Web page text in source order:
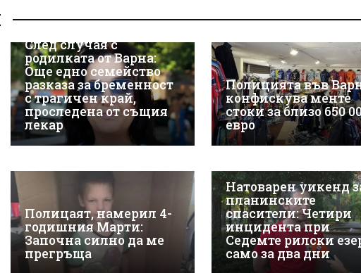
След случая с
родилката от Варна:
Още едно семейство
разказа за бременност
с трагичен край,
проследена от същия
лекар
Полицията във
конфискува менте
стоки за близо 650
евро
Полицаят, намерил 4-
годишния Марти:
Започна силно да ме
прегръща
Натоварен уикенд
планинските
спасители: Четири
инцидента при
Седемте рилски
само за два дни